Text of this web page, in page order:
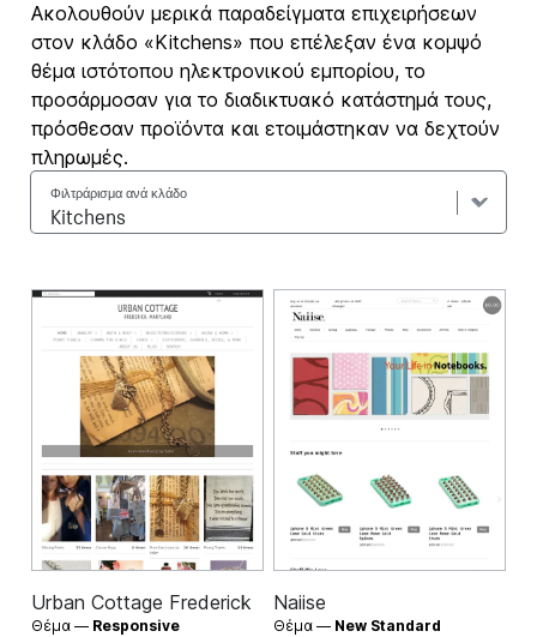
Ακολουθούν μερικά παραδείγματα επιχειρήσεων
στον κλάδο «Kitchens» που επέλεξαν ένα κομψό
θέμα ιστότοπου ηλεκτρονικού εμπορίου, το
προσάρμοσαν για το διαδικτυακό κατάστημά τους,
πρόσθεσαν προϊόντα και ετοιμάστηκαν να δεχτούν
πληρωμές.
Φιλτράρισμα ανά κλάδο
Urban Cottage Frederick
Θέμα — Responsive
Naiise
Θέμα — New Standard